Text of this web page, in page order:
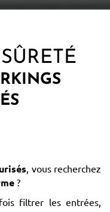
, vous recherchez
?
filtrer les entrées,